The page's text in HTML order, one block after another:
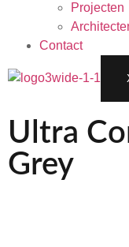
Projecten
Contact
Ultra
Grey